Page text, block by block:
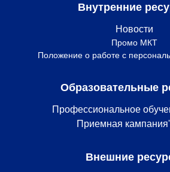
Внутренние
Новости
Промо МКТ
Положение о работе с
Образовательные
Профессиональное
Приемная
Внешние